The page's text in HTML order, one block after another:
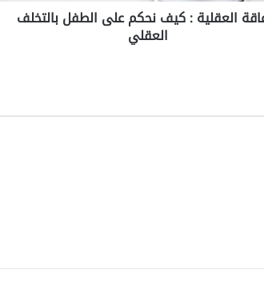
العقلية : كيف نحكم على الطفل بالتخلف
العقلي